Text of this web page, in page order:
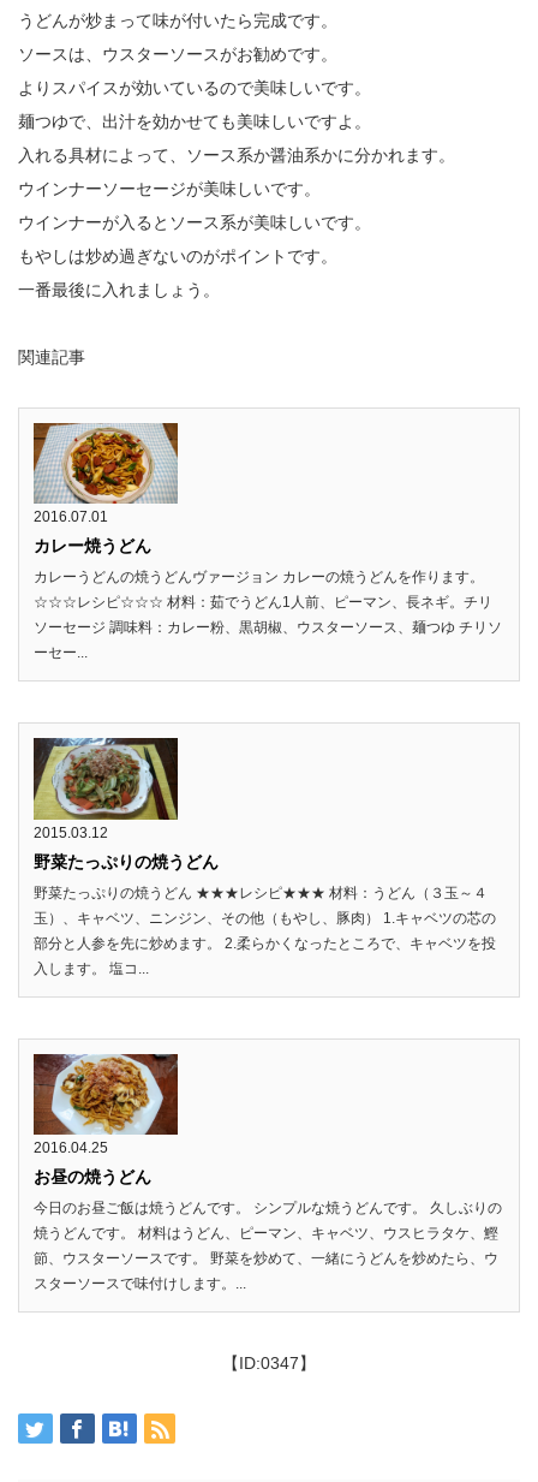
うどんが炒まって味が付いたら完成です。
ソースは、ウスターソースがお勧めです。
よりスパイスが効いているので美味しいです。
麺つゆで、出汁を効かせても美味しいですよ。
入れる具材によって、ソース系か醤油系かに分かれます。
ウインナーソーセージが美味しいです。
ウインナーが入るとソース系が美味しいです。
もやしは炒め過ぎないのがポイントです。
一番最後に入れましょう。
関連記事
2016.07.01
カレー焼うどん
カレーうどんの焼うどんヴァージョン カレーの焼うどんを作ります。
☆☆☆レシピ☆☆☆ 材料：茹でうどん1人前、ピーマン、長ネギ。チリ
ソーセージ 調味料：カレー粉、黒胡椒、ウスターソース、麺つゆ チリソ
ーセー...
2015.03.12
野菜たっぷりの焼うどん
野菜たっぷりの焼うどん ★★★レシピ★★★ 材料：うどん（３玉～４
玉）、キャベツ、ニンジン、その他（もやし、豚肉） 1.キャベツの芯の
部分と人参を先に炒めます。 2.柔らかくなったところで、キャベツを投
入します。 塩コ...
2016.04.25
お昼の焼うどん
今日のお昼ご飯は焼うどんです。 シンプルな焼うどんです。 久しぶりの
焼うどんです。 材料はうどん、ピーマン、キャベツ、ウスヒラタケ、鰹
節、ウスターソースです。 野菜を炒めて、一緒にうどんを炒めたら、ウ
スターソースで味付けします。...
【ID:0347】